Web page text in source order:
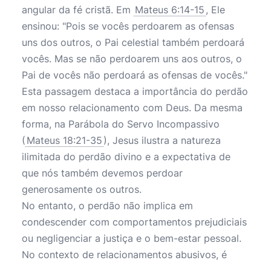
angular da fé cristã. Em Mateus 6:14-15 , Ele
ensinou: "Pois se vocês perdoarem as ofensas
uns dos outros, o Pai celestial também perdoará
vocês. Mas se não perdoarem uns aos outros, o
Pai de vocês não perdoará as ofensas de vocês."
Esta passagem destaca a importância do perdão
em nosso relacionamento com Deus. Da mesma
forma, na Parábola do Servo Incompassivo
( Mateus 18:21-35 ), Jesus ilustra a natureza
ilimitada do perdão divino e a expectativa de
que nós também devemos perdoar
generosamente os outros.
No entanto, o perdão não implica em
condescender com comportamentos prejudiciais
ou negligenciar a justiça e o bem-estar pessoal.
No contexto de relacionamentos abusivos, é